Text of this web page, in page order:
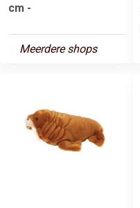
cm -
Meerdere shops